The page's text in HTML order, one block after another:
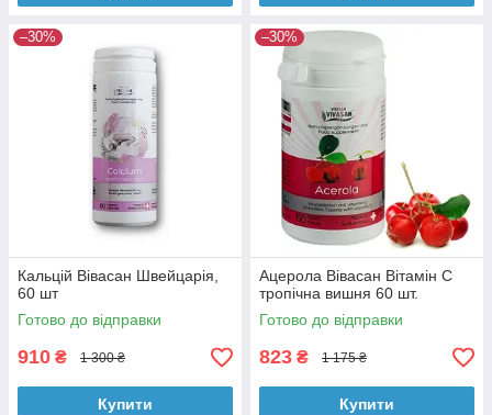
–30%
Кальцій Вівасан Швейцарія,
60 шт
Готово до відправки
910 ₴ 1 300 ₴
Купити
–30%
Ацерола Вівасан Вітамін C
тропічна вишня 60 шт.
Готово до відправки
823 ₴ 1 175 ₴
Купити